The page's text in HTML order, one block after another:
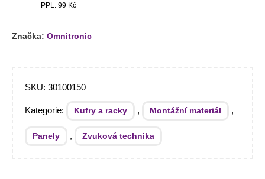
PPL: 99 Kč
Značka: Omnitronic
SKU: 30100150
Kategorie: Kufry a racky , Montážní materiál ,
Panely , Zvuková technika